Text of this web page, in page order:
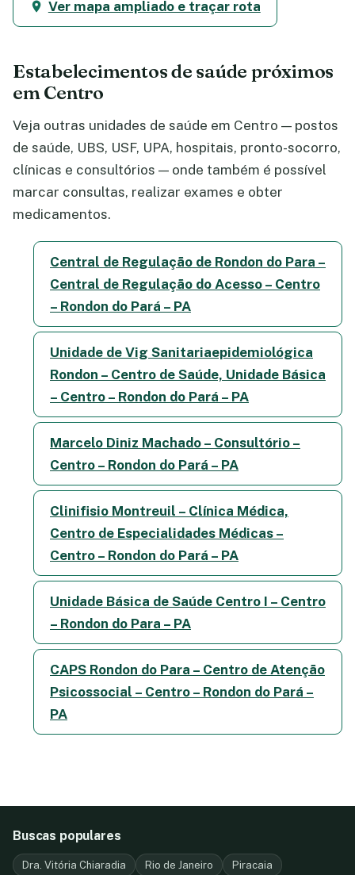
Ver mapa ampliado e traçar rota
Estabelecimentos de saúde próximos
em Centro
Veja outras unidades de saúde em Centro — postos
de saúde, UBS, USF, UPA, hospitais, pronto-socorro,
clínicas e consultórios — onde também é possível
marcar consultas, realizar exames e obter
medicamentos.
Central de Regulação de Rondon do Para –
Central de Regulação do Acesso – Centro
– Rondon do Pará – PA
Unidade de Vig Sanitariaepidemiológica
Rondon – Centro de Saúde, Unidade Básica
– Centro – Rondon do Pará – PA
Marcelo Diniz Machado – Consultório –
Centro – Rondon do Pará – PA
Clinifisio Montreuil – Clínica Médica,
Centro de Especialidades Médicas –
Centro – Rondon do Pará – PA
Unidade Básica de Saúde Centro I – Centro
– Rondon do Para – PA
CAPS Rondon do Para – Centro de Atenção
Psicossocial – Centro – Rondon do Pará –
PA
Buscas populares
Dra. Vitória Chiaradia Rio de Janeiro Piracaia